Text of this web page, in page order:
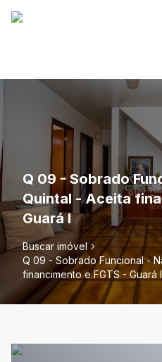
Q 09 - Sobrado
Quintal - Aceita
Guará I
Buscar imóvel
Q 09 - Sobrado Funcional -
financimento e FGTS - Guará I